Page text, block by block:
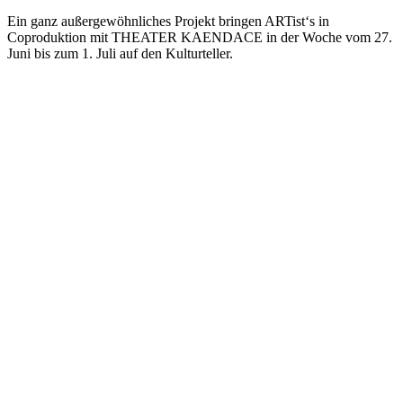
Ein ganz außergewöhnliches Projekt bringen ARTist‘s in
Coproduktion mit THEATER KAENDACE in der Woche vom 27.
Juni bis zum 1. Juli auf den Kulturteller.